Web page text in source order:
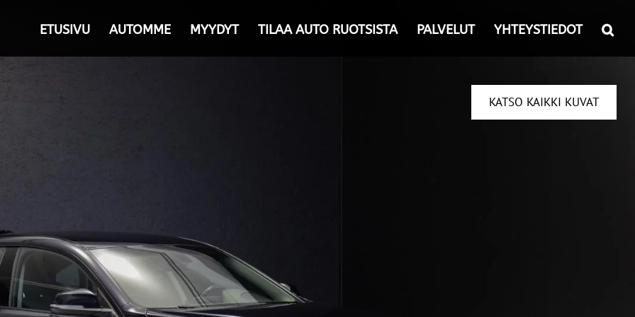
ETUSIVU AUTOMME MYYDYT TILAA AUTO RUOTSISTA PALVELUT YHTEYSTIEDOT
KATSO KAIKKI KUVAT